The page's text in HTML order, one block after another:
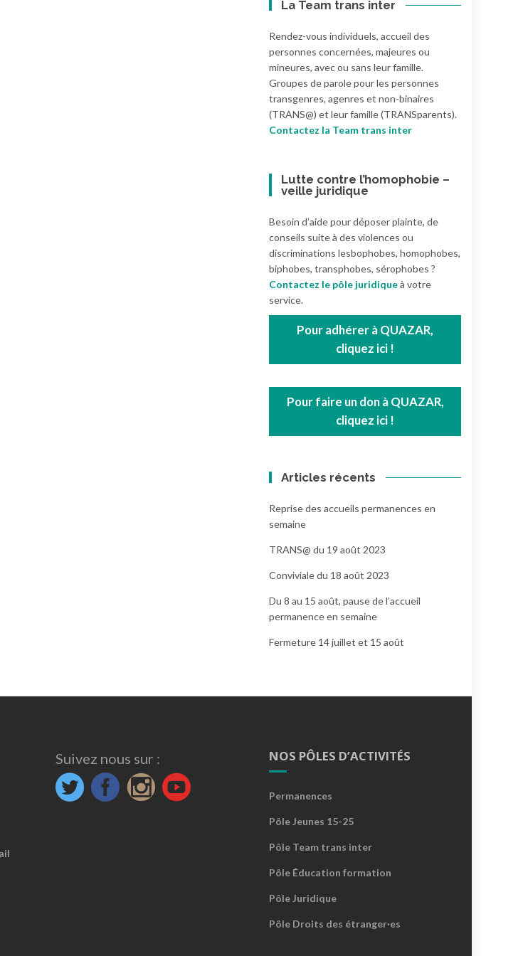
La Team trans inter
Rendez-vous individuels, accueil des
personnes concernées, majeures ou
mineures, avec ou sans leur famille.
Groupes de parole pour les personnes
transgenres, agenres et non-binaires
(TRANS@) et leur famille (TRANSparents).
Contactez la Team trans inter
Lutte contre l’homophobie –
veille juridique
Besoin d’aide pour déposer plainte, de
conseils suite à des violences ou
discriminations lesbophobes, homophobes,
biphobes, transphobes, sérophobes ?
Contactez le pôle juridiqueà votre
service.
Pour adhérer à QUAZAR,
cliquez ici !
Pour faire un don à QUAZAR,
cliquez ici !
Articles récents
Reprise des accueils permanences en
semaine
TRANS@ du 19 août 2023
Conviviale du 18 août 2023
Du 8 au 15 août, pause de l’accueil
permanence en semaine
Fermeture 14 juillet et 15 août
Suivez nous sur : NOS PÔLES D’ACTIVITÉS
Permanences
Pôle Jeunes 15-25
Pôle Team trans inter
Pôle Éducation formation
Pôle Juridique
Pôle Droits des étranger·es